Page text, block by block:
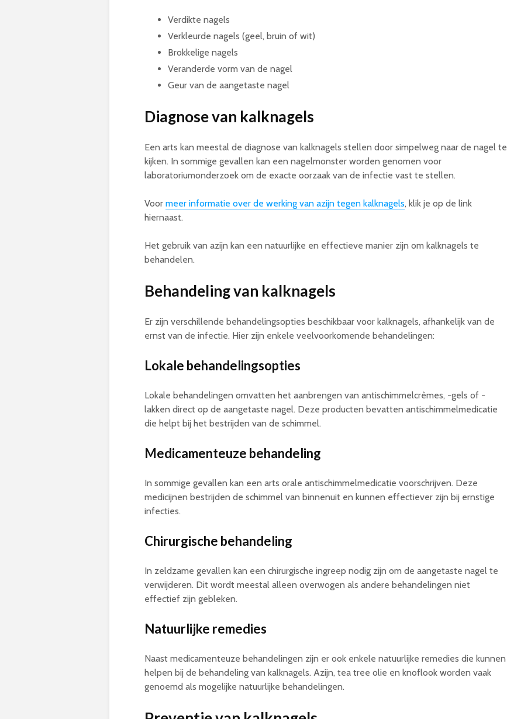
Verdikte nagels
Verkleurde nagels (geel, bruin of wit)
Brokkelige nagels
Veranderde vorm van de nagel
Geur van de aangetaste nagel
Diagnose van kalknagels
Een arts kan meestal de diagnose van kalknagels stellen door simpelweg naar de nagel te
kijken. In sommige gevallen kan een nagelmonster worden genomen voor
laboratoriumonderzoek om de exacte oorzaak van de infectie vast te stellen.
Voor meer informatie over de werking van azijn tegen kalknagels, klik je op de link
hiernaast.
Het gebruik van azijn kan een natuurlijke en effectieve manier zijn om kalknagels te
behandelen.
Behandeling van kalknagels
Er zijn verschillende behandelingsopties beschikbaar voor kalknagels, afhankelijk van de
ernst van de infectie. Hier zijn enkele veelvoorkomende behandelingen:
Lokale behandelingsopties
Lokale behandelingen omvatten het aanbrengen van antischimmelcrèmes, -gels of -
lakken direct op de aangetaste nagel. Deze producten bevatten antischimmelmedicatie
die helpt bij het bestrijden van de schimmel.
Medicamenteuze behandeling
In sommige gevallen kan een arts orale antischimmelmedicatie voorschrijven. Deze
medicijnen bestrijden de schimmel van binnenuit en kunnen effectiever zijn bij ernstige
infecties.
Chirurgische behandeling
In zeldzame gevallen kan een chirurgische ingreep nodig zijn om de aangetaste nagel te
verwijderen. Dit wordt meestal alleen overwogen als andere behandelingen niet
effectief zijn gebleken.
Natuurlijke remedies
Naast medicamenteuze behandelingen zijn er ook enkele natuurlijke remedies die kunnen
helpen bij de behandeling van kalknagels. Azijn, tea tree olie en knoflook worden vaak
genoemd als mogelijke natuurlijke behandelingen.